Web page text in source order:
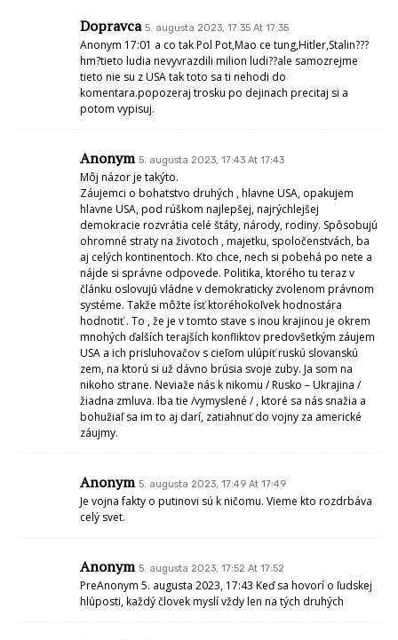
Dopravca 5. augusta 2023, 17:35 At 17:35
Anonym 17:01 a co tak Pol Pot,Mao ce tung,Hitler,Stalin???
hm?tieto ludia nevyvrazdili milion ludi??ale samozrejme
tieto nie su z USA tak toto sa ti nehodi do
komentara.popozeraj trosku po dejinach precitaj si a
potom vypisuj.
Anonym 5. augusta 2023, 17:43 At 17:43
Môj názor je takýto.
Záujemci o bohatstvo druhých , hlavne USA, opakujem
hlavne USA, pod rúškom najlepšej, najrýchlejšej
demokracie rozvrátia celé štáty, národy, rodiny. Spôsobujú
ohromné straty na životoch , majetku, spoločenstvách, ba
aj celých kontinentoch. Kto chce, nech si pobehá po nete a
nájde si správne odpovede. Politika, ktorého tu teraz v
článku oslovujú vládne v demokraticky zvolenom právnom
systéme. Takže môžte ísť ktoréhokoľvek hodnostára
hodnotiť . To , že je v tomto stave s inou krajinou je okrem
mnohých ďalších terajších konfliktov predovšetkým záujem
USA a ich prisluhovačov s cieľom ulúpiť ruskú slovanskú
zem, na ktorú si už dávno brúsia svoje zuby. Ja som na
nikoho strane. Neviaže nás k nikomu / Rusko – Ukrajina /
žiadna zmluva. Iba tie /vymyslené / , ktoré sa nás snažia a
bohužiaľ sa im to aj darí, zatiahnuť do vojny za americké
záujmy.
Anonym 5. augusta 2023, 17:49 At 17:49
Je vojna fakty o putinovi sú k ničomu. Vieme kto rozdrbáva
celý svet.
Anonym 5. augusta 2023, 17:52 At 17:52
PreAnonym 5. augusta 2023, 17:43 Keď sa hovorí o ľudskej
hlúposti, každý človek myslí vždy len na tých druhých